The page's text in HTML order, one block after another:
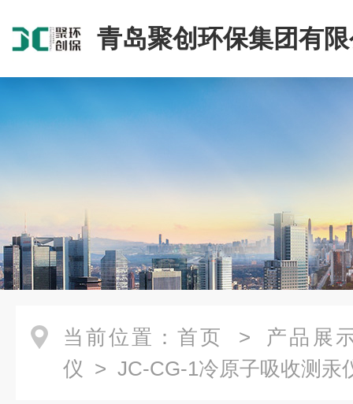
青岛聚创环保集团有
当前位置： 首页 > 产品展
仪 > JC-CG-1冷原子吸收测汞